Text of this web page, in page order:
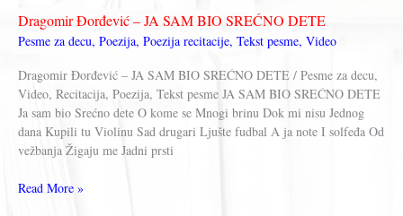
DECU
Dragomir Đorđević – JA SAM BIO SREĆNO DETE
Pesme za decu, Poezija, Poezija recitacije, Tekst pesme, Video
Dragomir Đorđević – JA SAM BIO SREĆNO DETE / Pesme za decu,
Video, Recitacija, Poezija, Tekst pesme JA SAM BIO SREĆNO DETE
Ja sam bio Srećno dete O kome se Mnogi brinu Dok mi nisu Jednog
dana Kupili tu Violinu Sad drugari Ljušte fudbal A ja note I solfeđa Od
vežbanja Žigaju me Jadni prsti
Dragomir
Read More »